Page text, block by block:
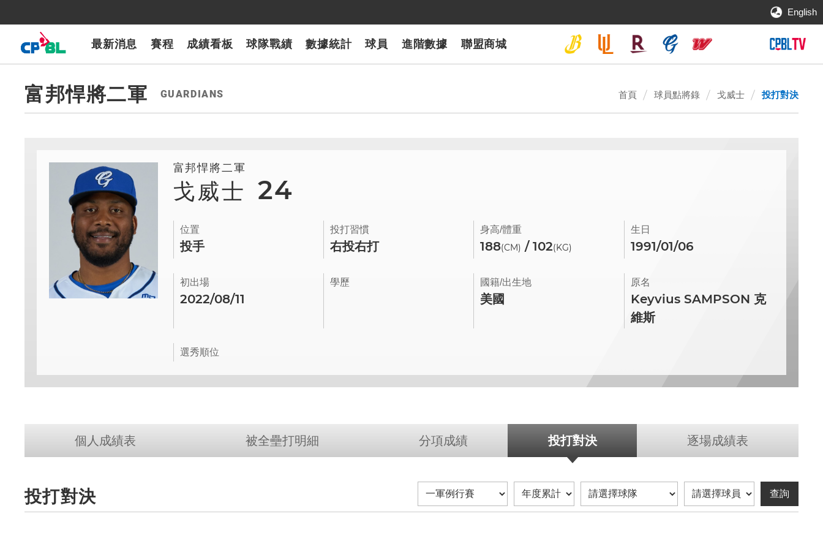
English
最新消息 賽程 成績看板 球隊戰績 數據統計 球員 進階數據 聯盟商城
7-ELEVEn獅
樂天桃猿富邦悍將 味全龍 台鋼雄鷹CPBLTV
富邦悍將二軍 GUARDIANS 首頁 球員點將錄 戈威士 投打對決
富邦悍將二軍
戈威士 24
位置
投手
投打習慣
右投右打
身高/體重
188(CM) / 102(KG)
生日
1991/01/06
初出場
2022/08/11
學歷 國籍/出生地
美國
原名
Keyvius SAMPSON 克
維斯
選秀順位
個人成績表 被全壘打明細 分項成績 投打對決 逐場成績表
投打對決